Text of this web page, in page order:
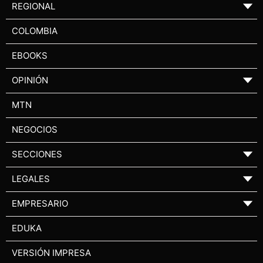
REGIONAL ▼
COLOMBIA
EBOOKS
OPINIÓN ▼
MTN
NEGOCIOS
SECCIONES ▼
LEGALES ▼
EMPRESARIO ▼
EDUKA
VERSIÓN IMPRESA